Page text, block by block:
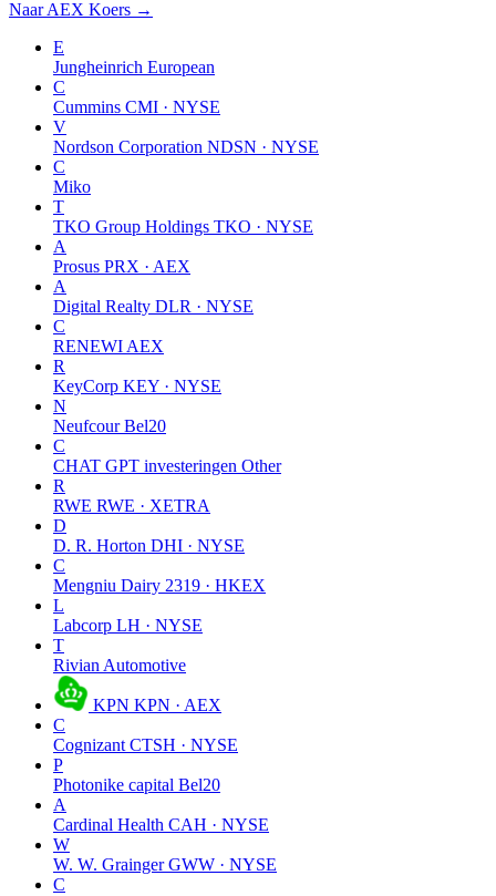
Naar AEX Koers →
E
Jungheinrich European
C
Cummins CMI · NYSE
V
Nordson Corporation NDSN · NYSE
C
Miko
T
TKO Group Holdings TKO · NYSE
A
Prosus PRX · AEX
A
Digital Realty DLR · NYSE
C
RENEWI AEX
R
KeyCorp KEY · NYSE
N
Neufcour Bel20
C
CHAT GPT investeringen Other
R
RWE RWE · XETRA
D
D. R. Horton DHI · NYSE
C
Mengniu Dairy 2319 · HKEX
L
Labcorp LH · NYSE
T
Rivian Automotive
KPN KPN · AEX
C
Cognizant CTSH · NYSE
P
Photonike capital Bel20
A
Cardinal Health CAH · NYSE
W
W. W. Grainger GWW · NYSE
C